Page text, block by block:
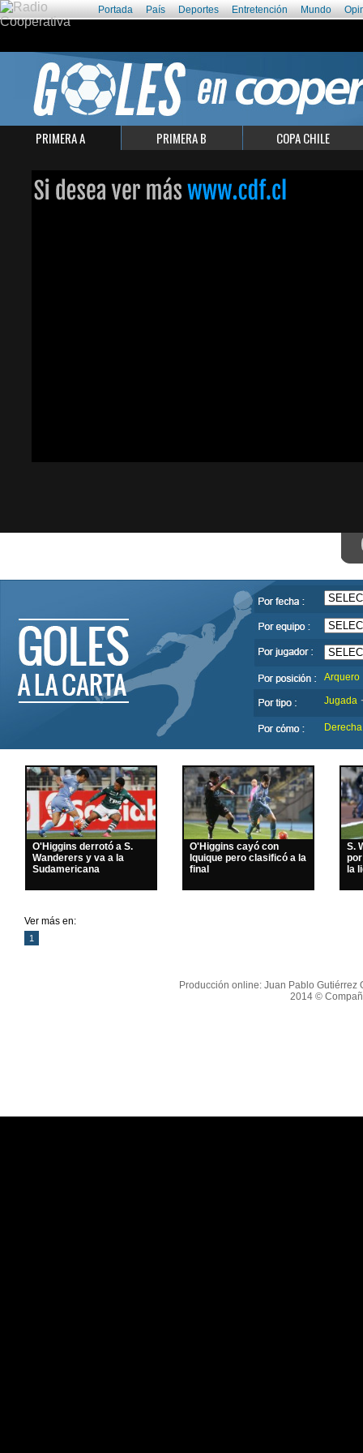
Portada País Deportes Entretención Mundo
PRIMERA A PRIMERA B COPA CHILE
Arquero
Jugada
Derecha
O'Higgins derrotó a S.
Wanderers y va a la
Sudamericana
O'Higgins cayó con
Iquique pero clasificó a la
final
S.
la
Ver más en:
1
Producción online: Juan Pablo Gutiérrez
2014 ©